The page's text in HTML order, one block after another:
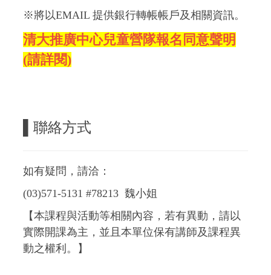
※將以EMAIL 提供銀行轉帳帳戶及相關資訊。
清大推廣中心兒童營隊報名同意聲明
(請詳閱)
聯絡方式
如有疑問，請洽：
(03)571-5131 #78213 魏小姐
【本課程與活動等相關內容，若有異動，請以
實際開課為主，並且本單位保有講師及課程異
動之權利。】